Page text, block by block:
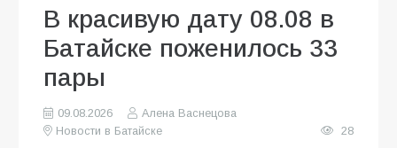
В красивую дату 08.08 в
Батайске поженилось 33
пары
09.08.2026
Алена Васнецова
Новости в Батайске
28